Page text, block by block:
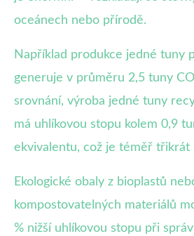
oceánech nebo přírodě.
Například produkce jedné tuny
generuje v průměru 2,5 tuny
srovnání, výroba jedné tuny
má uhlíkovou stopu kolem 0,9
ekvivalentu, což je téměř třikrát
Ekologické obaly z bioplastů
kompostovatelných materiálů
% nižší uhlíkovou stopu při